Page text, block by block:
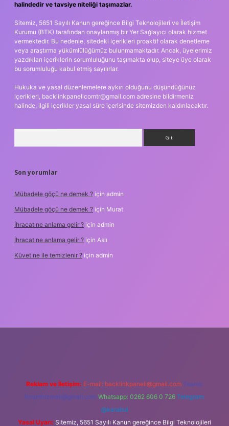
halindedir ve tavsiye niteliği taşımazlar.
Sitemiz, 5651 Sayılı Kanun gereğince Bilgi Teknolojileri ve İletişim
Kurumu (BTK) tarafından onaylanmış bir Yer Sağlayıcı olarak hizmet
vermektedir. Bu nedenle, sitedeki içerikleri proaktif olarak denetleme
veya araştırma yükümlülüğümüz bulunmamaktadır. Ancak, üyelerimiz
yazdıkları içeriklerin sorumluluğunu taşımakta olup, siteye üye olarak
bu sorumluluğu kabul etmiş sayılırlar.
Hukuka ve yasal düzenlemelere aykırı olduğunu düşündüğünüz
içerikleri, backlinkpanelicomtr@gmail.com adresine bildirmeniz
halinde, ilgili içerikler yasal süre içerisinde sitemizden kaldırılacaktır.
Son yorumlar
Mübadele göçü ne demek ? için admin
Mübadele göçü ne demek ? için Murat
İhracat ne anlama gelir ? için admin
İhracat ne anlama gelir ? için Aslı
Küvet ne ile temizlenir ? için admin
Reklam ve İletişim: E-mail: backlinkpaneli@gmail.com Teams:
forumhizmeti@gmail.com Whatsapp: 0262 606 0 726 Telegram:
@karabul
Yasal Uyarı: Sitemiz, 5651 Sayılı Kanun gereğince Bilgi Teknolojileri